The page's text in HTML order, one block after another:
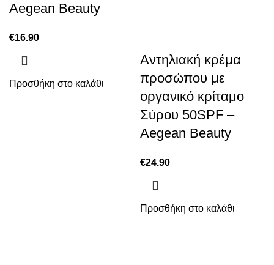
Aegean Beauty
€16.90
Προσθήκη στο καλάθι
Αντηλιακή κρέμα
προσώπου με
οργανικό κρίταμο
Σύρου 50SPF –
Aegean Beauty
€24.90
Προσθήκη στο καλάθι